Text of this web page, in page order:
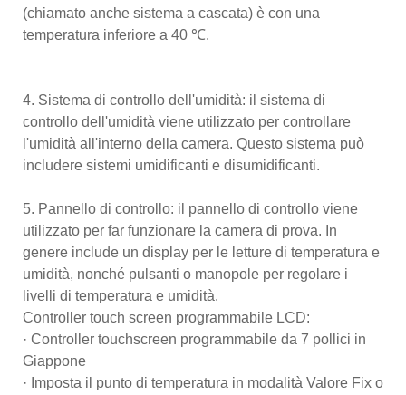
(chiamato anche sistema a cascata) è con una
temperatura inferiore a 40 ℃.
4. Sistema di controllo dell'umidità: il sistema di
controllo dell'umidità viene utilizzato per controllare
l'umidità all'interno della camera. Questo sistema può
includere sistemi umidificanti e disumidificanti.
5. Pannello di controllo: il pannello di controllo viene
utilizzato per far funzionare la camera di prova. In
genere include un display per le letture di temperatura e
umidità, nonché pulsanti o manopole per regolare i
livelli di temperatura e umidità.
Controller touch screen programmabile LCD:
· Controller touchscreen programmabile da 7 pollici in
Giappone
· Imposta il punto di temperatura in modalità Valore Fix o